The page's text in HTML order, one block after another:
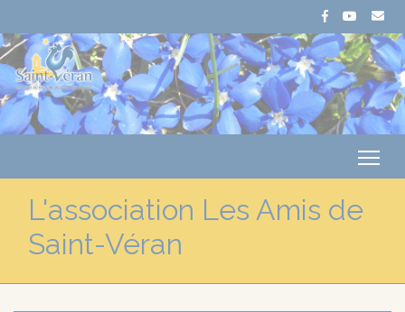
L'association Les Amis de
Saint-Véran